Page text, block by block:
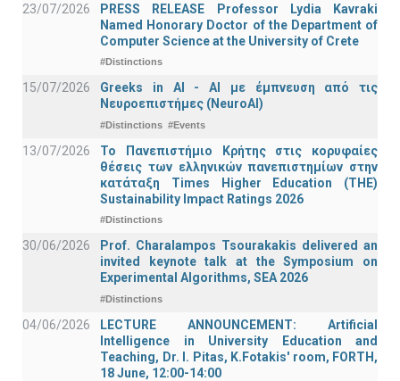
23/07/2026
PRESS RELEASE Professor Lydia Kavraki
Named Honorary Doctor of the Department of
Computer Science at the University of Crete
#Distinctions
15/07/2026
Greeks in AI - ΑΙ με έμπνευση από τις
Νευροεπιστήμες (NeuroAI)
#Distinctions #Events
13/07/2026
Το Πανεπιστήμιο Κρήτης στις κορυφαίες
θέσεις των ελληνικών πανεπιστημίων στην
κατάταξη Times Higher Education (ΤΗΕ)
Sustainability Impact Ratings 2026
#Distinctions
30/06/2026
Prof. Charalampos Tsourakakis delivered an
invited keynote talk at the Symposium on
Experimental Algorithms, SEA 2026
#Distinctions
04/06/2026
LECTURE ANNOUNCEMENT: Artificial
Intelligence in University Education and
Teaching, Dr. I. Pitas, K.Fotakis' room, FORTH,
18 June, 12:00-14:00